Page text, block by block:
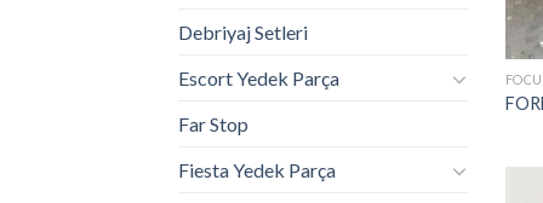
Debriyaj Setleri
Escort Yedek Parça
Far Stop
Fiesta Yedek Parça